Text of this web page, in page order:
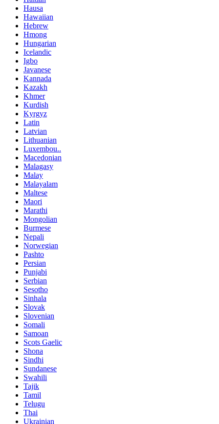
Hausa
Hawaiian
Hebrew
Hmong
Hungarian
Icelandic
Igbo
Javanese
Kannada
Kazakh
Khmer
Kurdish
Kyrgyz
Latin
Latvian
Lithuanian
Luxembou..
Macedonian
Malagasy
Malay
Malayalam
Maltese
Maori
Marathi
Mongolian
Burmese
Nepali
Norwegian
Pashto
Persian
Punjabi
Serbian
Sesotho
Sinhala
Slovak
Slovenian
Somali
Samoan
Scots Gaelic
Shona
Sindhi
Sundanese
Swahili
Tajik
Tamil
Telugu
Thai
Ukrainian